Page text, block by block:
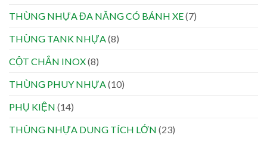
THÙNG NHỰA ĐA NĂNG CÓ BÁNH XE(7)
THÙNG TANK NHỰA(8)
CỘT CHẮN INOX(8)
THÙNG PHUY NHỰA(10)
PHỤ KIỆN (14)
THÙNG NHỰA DUNG TÍCH LỚN (23)